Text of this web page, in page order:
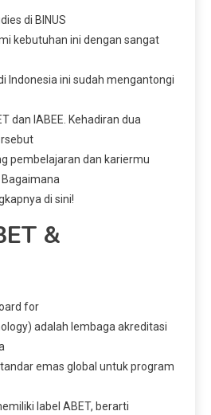
di BINUS
kebutuhan ini dengan sangat
Indonesia ini sudah mengantongi
dan IABEE. Kehadiran dua
pembelajaran dan kariermu
di sini!
&
for
adalah lembaga akreditasi
emas global untuk program
label ABET, berarti